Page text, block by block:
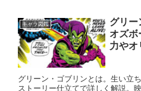
キャラ図鑑
グリー
オズボ
力やオ
グリーン・ゴブリンとは。生い立
ストーリー仕立てで詳しく解説。